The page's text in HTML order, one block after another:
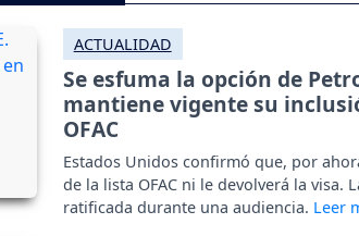
ACTUALIDAD
Se esfuma la opción de
mantiene vigente su
OFAC
Estados Unidos confirmó que, por
de la lista OFAC ni le devolverá la visa.
ratificada durante una audiencia.